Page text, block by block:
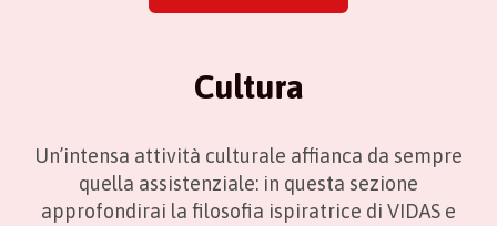
Cultura
Un’intensa attività culturale affianca da sempre
quella assistenziale: in questa sezione
approfondirai la filosofia ispiratrice di VIDAS e